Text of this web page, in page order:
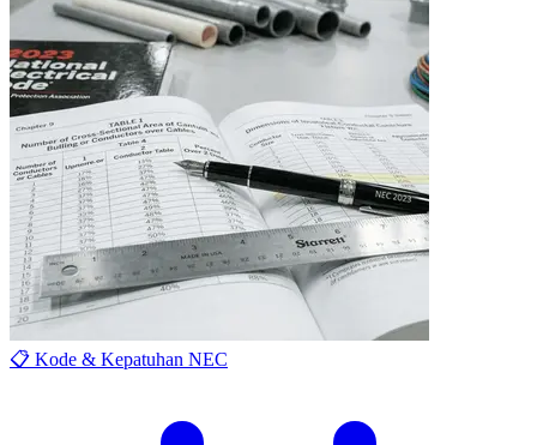
📋 Kode & Kepatuhan NEC